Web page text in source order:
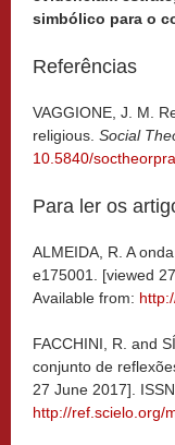
simbólico para o
Referências
VAGGIONE, J. M.
religious. Social
10.5840/
Para ler os
ALMEIDA, R. A
e175001. [viewed
Available from:
FACCHINI, R. and
conjunto de
27 June 2017].
http://ref.scielo.org/